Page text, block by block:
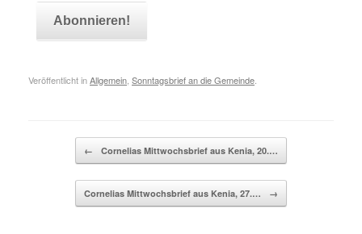
Veröffentlicht inAllgemein Sonntagsbrief an die Gemeinde
Beitragsnavigation
← Cornelias Mittwochsbrief aus Kenia, 20.…
Cornelias Mittwochsbrief aus Kenia, 27.… →